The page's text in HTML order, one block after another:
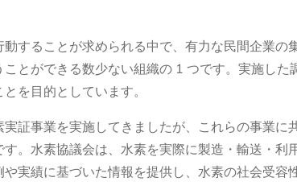
することが求められる中で、有力な民間企業の
とができる数少ない組織の 1 つです。実施した
を目的としています。
証事業を実施してきましたが、これらの事業に
。水素協議会は、水素を実際に製造・輸送・利
実績に基づいた情報を提供し、水素の社会受容